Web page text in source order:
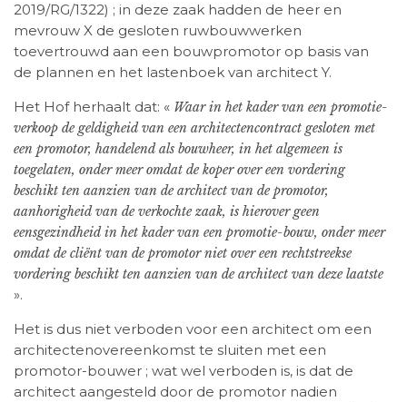
2019/RG/1322) ; in deze zaak hadden de heer en
mevrouw X de gesloten ruwbouwwerken
toevertrouwd aan een bouwpromotor op basis van
de plannen en het lastenboek van architect Y.
Het Hof herhaalt dat: « Waar in het kader van een promotie-
verkoop de geldigheid van een architectencontract gesloten met
een promotor, handelend als bouwheer, in het algemeen is
toegelaten, onder meer omdat de koper over een vordering
beschikt ten aanzien van de architect van de promotor,
aanhorigheid van de verkochte zaak, is hierover geen
eensgezindheid in het kader van een promotie-bouw, onder meer
omdat de cliënt van de promotor niet over een rechtstreekse
vordering beschikt ten aanzien van de architect van deze laatste
».
Het is dus niet verboden voor een architect om een
architectenovereenkomst te sluiten met een
promotor-bouwer ; wat wel verboden is, is dat de
architect aangesteld door de promotor nadien